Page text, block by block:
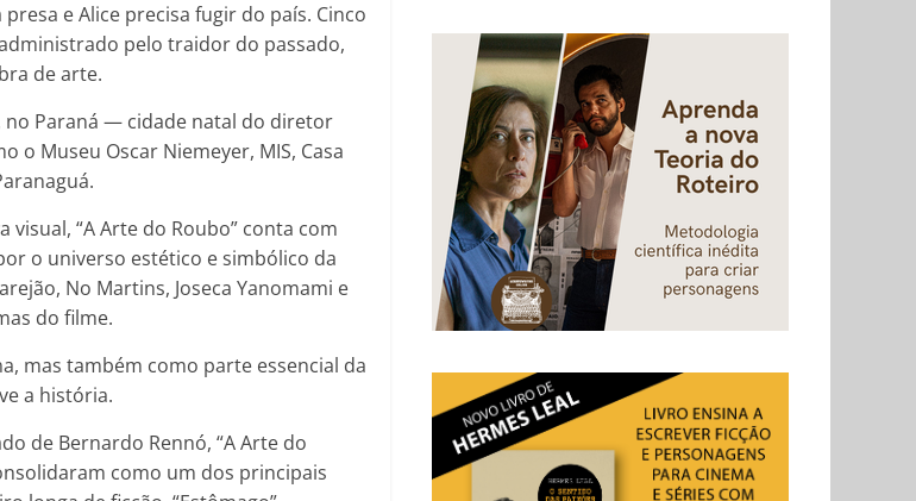
e Alice precisa fugir do país. Cinco
pelo traidor do passado,
de arte.
no Paraná — cidade natal do diretor
o Museu Oscar Niemeyer, MIS, Casa
“A Arte do Roubo” conta com
o universo estético e simbólico da
No Martins, Joseca Yanomami e
do filme.
mas também como parte essencial da
a história.
de Bernardo Rennó, “A Arte do
como um dos principais